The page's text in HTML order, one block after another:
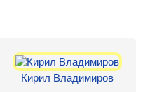
Кирил Владимиров